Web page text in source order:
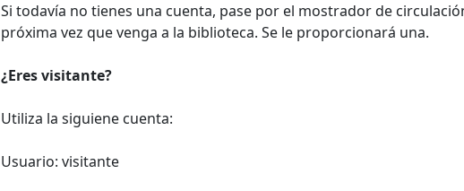
Si todavía no tienes una cuenta, pase por el mostrador de
próxima vez que venga a la biblioteca. Se le proporcionará una.
¿Eres visitante?
Utiliza la siguiene cuenta:
Usuario: visitante